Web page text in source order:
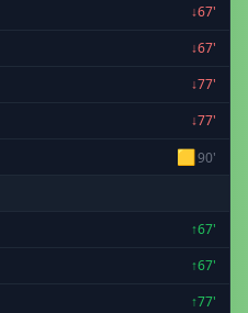
↓67'
↓67'
↓77'
↓77'
🟨90'
↑67'
↑67'
↑77'